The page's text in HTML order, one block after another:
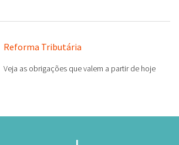
Reforma Tributária
Veja as obrigações que valem a partir de hoje